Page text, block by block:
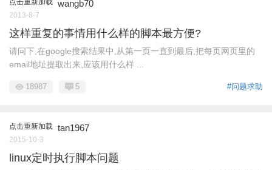
点击重新加载 wangb70
2013-8-7
这样重复的事情用什么样的脚本最方便?
请问下,在google搜索结果中,从第一页一直到最后,把每页网页里的
email地址提取出来,应该用什么样 ...
#问题求助
18987 5
点击重新加载 tan1967
2015-10-3
linux定时执行脚本问题